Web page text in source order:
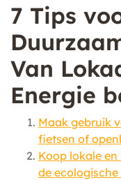
7 Tips
Van
Energie
Maak gebruik
fietsen of
Koop lokale
de